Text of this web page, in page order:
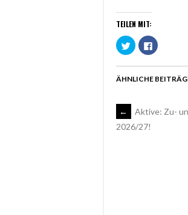
TEILEN MIT:
Klick,
um
über
Twitter
teilen
Fenster
geöffnet)
Klick,
um
Facebook
teilen
Fenster
geöffnet)
ÄHNLICHE
ARTIKEL-
←
Aktive: Zu-
2026/27!